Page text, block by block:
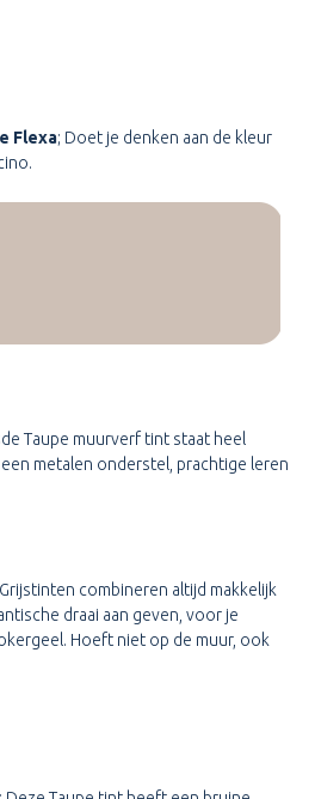
Flexa; Doet je denken aan de kleur
Taupe muurverf tint staat heel
metalen onderstel, prachtige leren
combineren altijd makkelijk
draai aan geven, voor je
Hoeft niet op de muur, ook